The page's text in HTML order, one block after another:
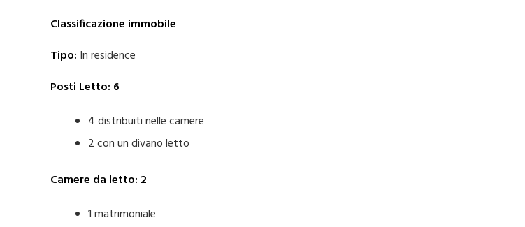
Classificazione immobile
Tipo: In residence
Posti Letto: 6
4 distribuiti nelle camere
2 con un divano letto
Camere da letto: 2
1 matrimoniale